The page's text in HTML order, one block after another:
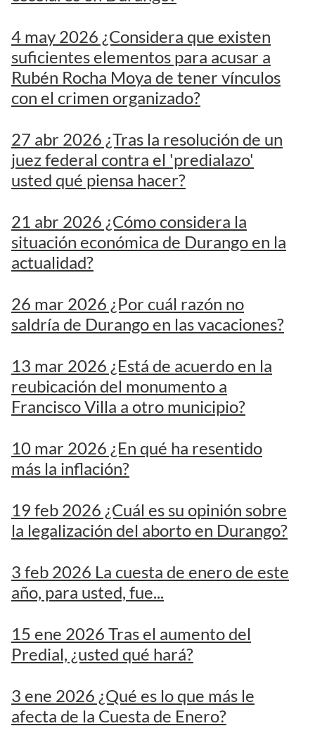
4 may 2026 ¿Considera que existen
suficientes elementos para acusar a
Rubén Rocha Moya de tener vínculos
con el crimen organizado?
27 abr 2026 ¿Tras la resolución de un
juez federal contra el 'predialazo'
usted qué piensa hacer?
21 abr 2026 ¿Cómo considera la
situación económica de Durango en la
actualidad?
26 mar 2026 ¿Por cuál razón no
saldría de Durango en las vacaciones?
13 mar 2026 ¿Está de acuerdo en la
reubicación del monumento a
Francisco Villa a otro municipio?
10 mar 2026 ¿En qué ha resentido
más la inflación?
19 feb 2026 ¿Cuál es su opinión sobre
la legalización del aborto en Durango?
3 feb 2026 La cuesta de enero de este
año, para usted, fue...
15 ene 2026 Tras el aumento del
Predial, ¿usted qué hará?
3 ene 2026 ¿Qué es lo que más le
afecta de la Cuesta de Enero?